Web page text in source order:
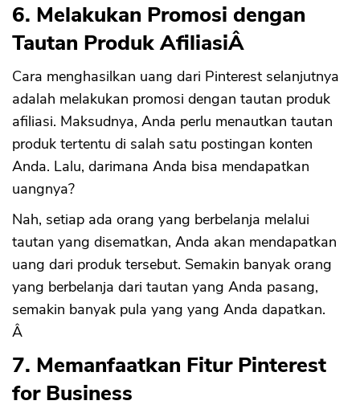
6. Melakukan Promosi dengan
Tautan Produk AfiliasiÂ
Cara menghasilkan uang dari Pinterest selanjutnya
adalah melakukan promosi dengan tautan produk
afiliasi. Maksudnya, Anda perlu menautkan tautan
produk tertentu di salah satu postingan konten
Anda. Lalu, darimana Anda bisa mendapatkan
uangnya?
Nah, setiap ada orang yang berbelanja melalui
tautan yang disematkan, Anda akan mendapatkan
uang dari produk tersebut. Semakin banyak orang
yang berbelanja dari tautan yang Anda pasang,
semakin banyak pula yang yang Anda dapatkan.
Â
7. Memanfaatkan Fitur Pinterest
for Business
OK
CANCEL